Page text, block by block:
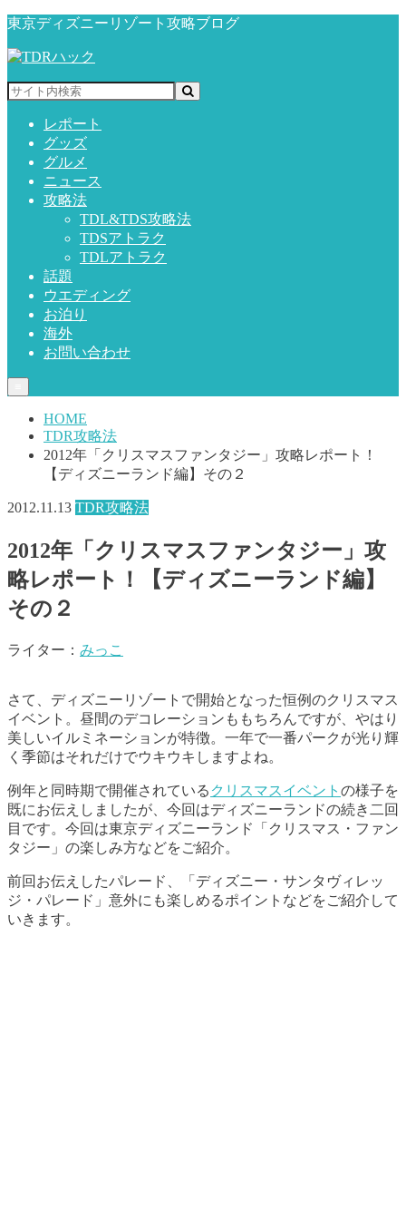
東京ディズニーリゾート攻略ブログ
レポート
グッズ
グルメ
ニュース
攻略法
TDL&TDS攻略法
TDSアトラク
TDLアトラク
話題
ウエディング
お泊り
海外
お問い合わせ
HOME
TDR攻略法
2012年「クリスマスファンタジー」攻略レポート！
【ディズニーランド編】その２
2012.11.13 TDR攻略法
2012年「クリスマスファンタジー」攻
略レポート！【ディズニーランド編】
その２
ライター： みっこ
さて、ディズニーリゾートで開始となった恒例のクリスマス
イベント。昼間のデコレーションももちろんですが、やはり
美しいイルミネーションが特徴。一年で一番パークが光り輝
く季節はそれだけでウキウキしますよね。
例年と同時期で開催されている クリスマスイベント の様子を
既にお伝えしましたが、今回はディズニーランドの続き二回
目です。今回は東京ディズニーランド「クリスマス・ファン
タジー」の楽しみ方などをご紹介。
前回お伝えしたパレード、「ディズニー・サンタヴィレッ
ジ・パレード」意外にも楽しめるポイントなどをご紹介して
いきます。